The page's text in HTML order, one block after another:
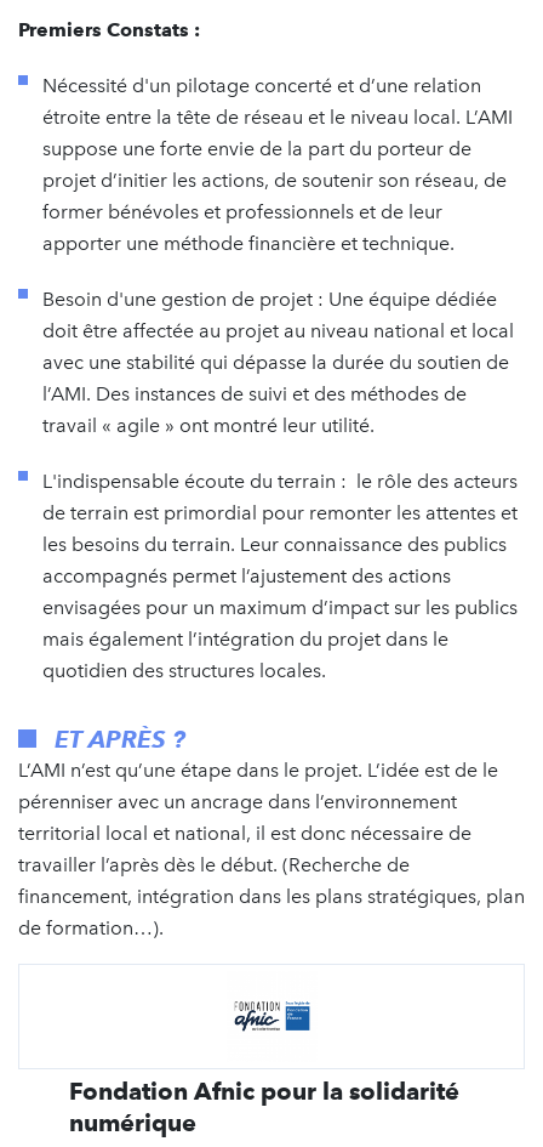
Premiers Constats :
Nécessité d'un pilotage concerté et d’une relation
étroite entre la tête de réseau et le niveau local. L’AMI
suppose une forte envie de la part du porteur de
projet d’initier les actions, de soutenir son réseau, de
former bénévoles et professionnels et de leur
apporter une méthode financière et technique.
Besoin d'une gestion de projet : Une équipe dédiée
doit être affectée au projet au niveau national et local
avec une stabilité qui dépasse la durée du soutien de
l’AMI. Des instances de suivi et des méthodes de
travail « agile » ont montré leur utilité.
L'indispensable écoute du terrain : le rôle des acteurs
de terrain est primordial pour remonter les attentes et
les besoins du terrain. Leur connaissance des publics
accompagnés permet l’ajustement des actions
envisagées pour un maximum d’impact sur les publics
mais également l’intégration du projet dans le
quotidien des structures locales.
ET APRÈS ?
L’AMI n’est qu’une étape dans le projet. L’idée est de le
pérenniser avec un ancrage dans l’environnement
territorial local et national, il est donc nécessaire de
travailler l’après dès le début. (Recherche de
financement, intégration dans les plans stratégiques, plan
de formation…).
Fondation Afnic pour la solidarité
numérique